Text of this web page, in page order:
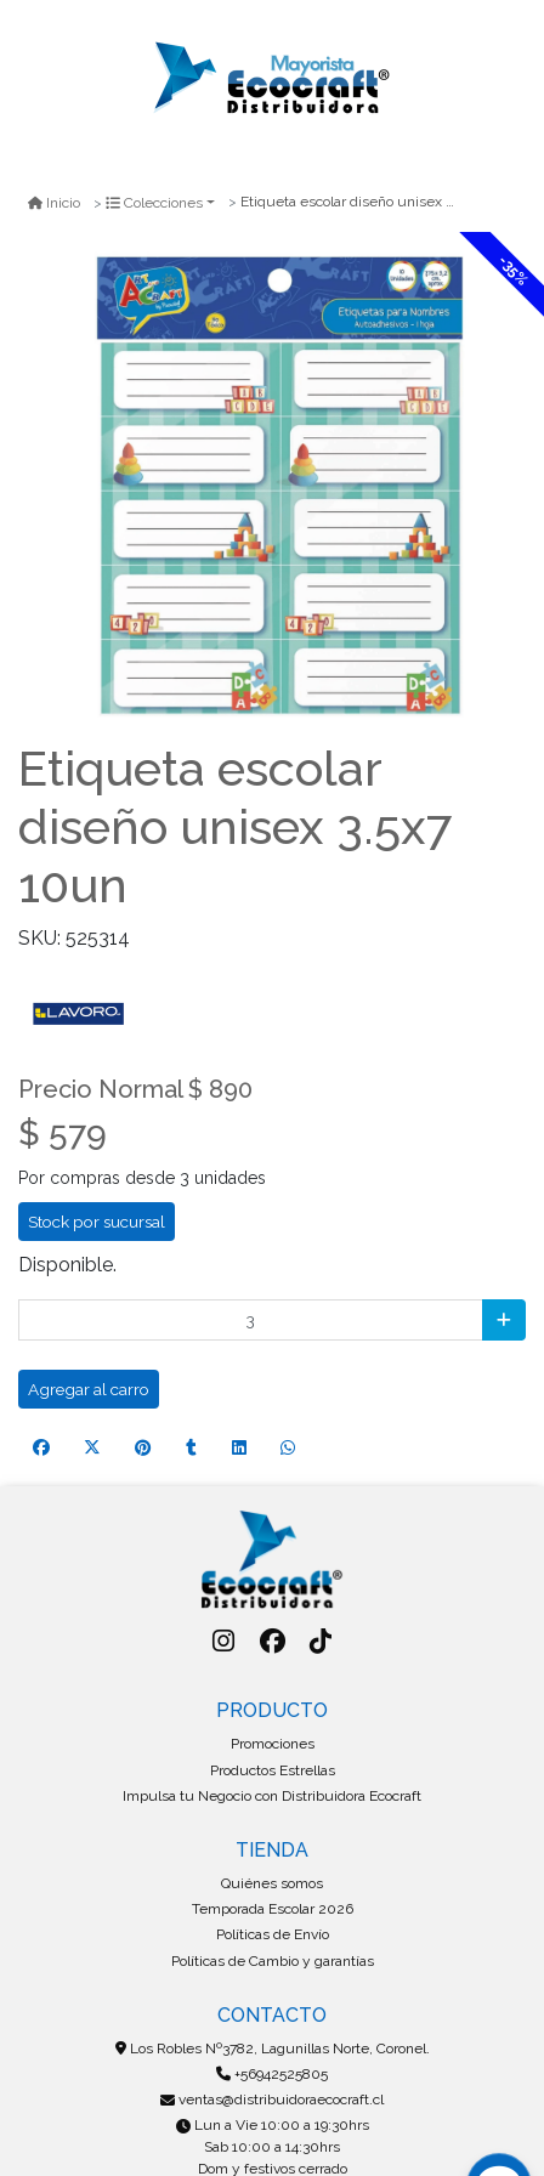
Inicio Colecciones Etiqueta escolar diseño unisex 3.5x7 10un
-35%
Etiqueta escolar
diseño unisex 3.5x7
10un
SKU: 525314
Precio Normal $ 890
$ 579
Por compras desde 3 unidades
Stock por sucursal
Disponible.
Agregar al carro
PRODUCTO
Promociones
Productos Estrellas
Impulsa tu Negocio con Distribuidora Ecocraft
TIENDA
Quiénes somos
Temporada Escolar 2026
Políticas de Envío
Políticas de Cambio y garantías
CONTACTO
Los Robles Nº3782, Lagunillas Norte, Coronel.
+56942525805
ventas@distribuidoraecocraft.cl
Lun a Vie 10:00 a 19:30hrs
Sab 10:00 a 14:30hrs
Dom y festivos cerrado